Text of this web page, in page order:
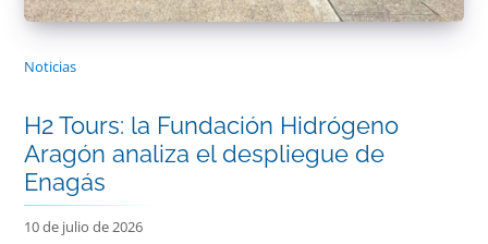
Noticias
H2 Tours: la Fundación Hidrógeno
Aragón analiza el despliegue de
Enagás
10 de julio de 2026